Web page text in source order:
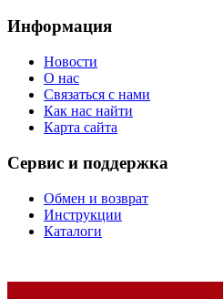
Информация
Новости
О нас
Связаться с нами
Как нас найти
Карта сайта
Сервис и поддержка
Обмен и возврат
Инструкции
Каталоги